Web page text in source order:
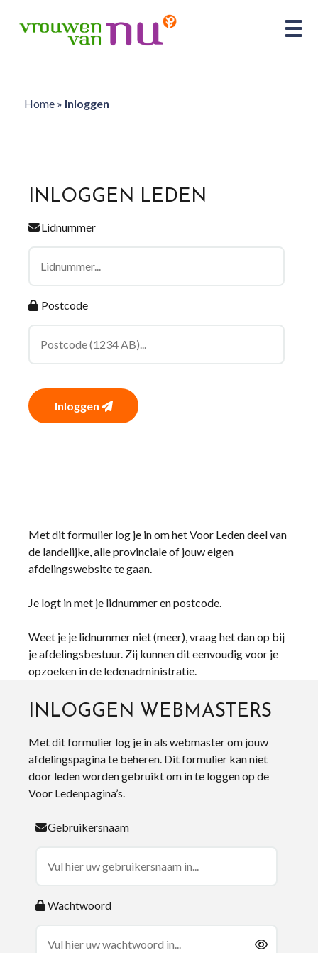
Home» Inloggen
INLOGGEN LEDEN
Lidnummer
Postcode
Inloggen
Met dit formulier log je in om het Voor Leden deel van
de landelijke, alle provinciale of jouw eigen
afdelingswebsite te gaan.
Je logt in met je lidnummer en postcode.
Weet je je lidnummer niet (meer), vraag het dan op bij
je afdelingsbestuur. Zij kunnen dit eenvoudig voor je
opzoeken in de ledenadministratie.
INLOGGEN WEBMASTERS
Met dit formulier log je in als webmaster om jouw
afdelingspagina te beheren. Dit formulier kan niet
door leden worden gebruikt om in te loggen op de
Voor Ledenpagina’s.
Gebruikersnaam
Wachtwoord